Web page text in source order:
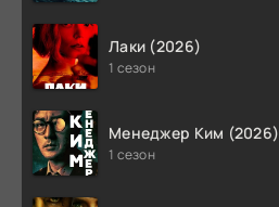
Лаки (2026)
1 сезон
Менеджер Ким (2026)
1 сезон